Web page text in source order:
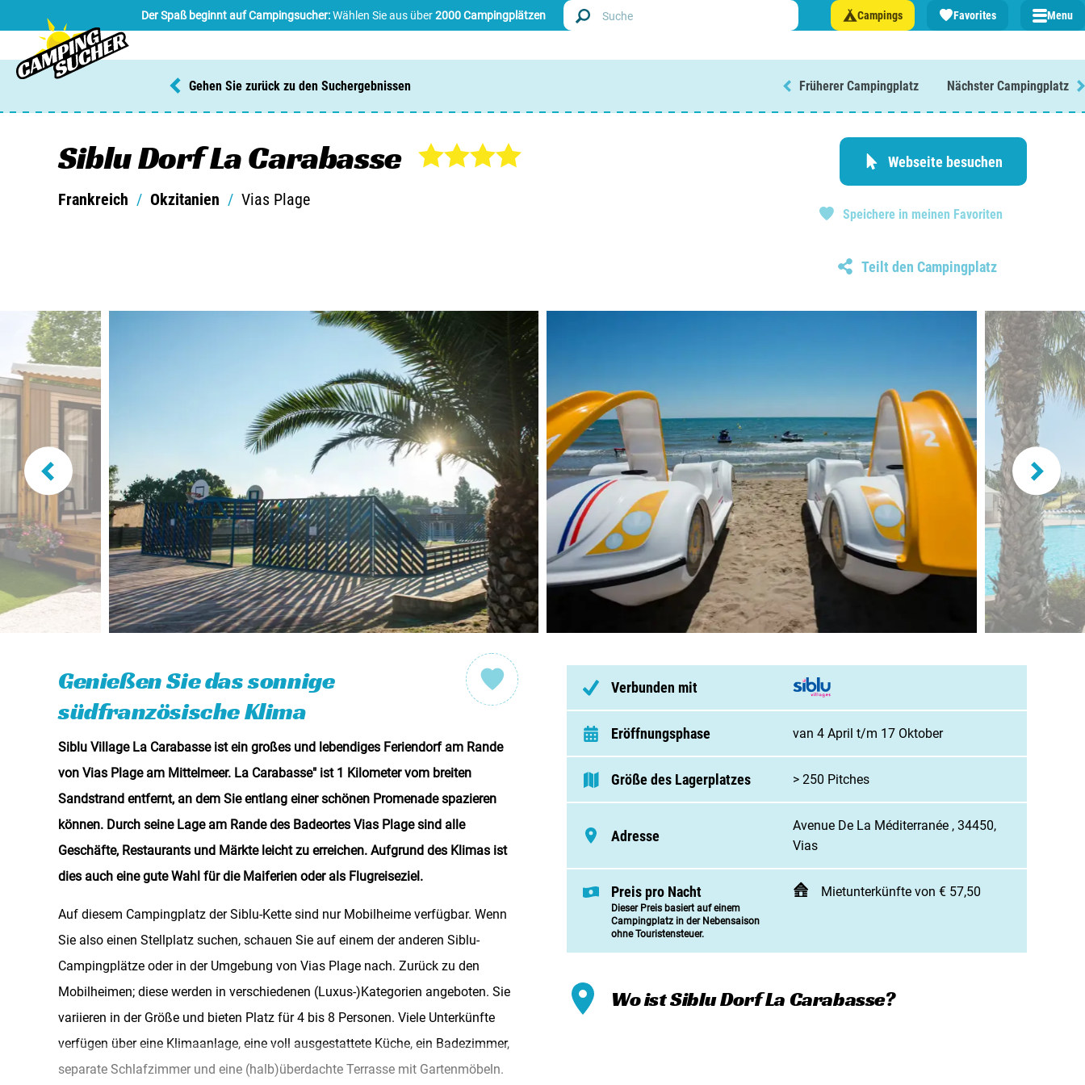
Der Spaß beginnt auf Campingsucher:Wählen Sie aus über2000 Campingplätzen Campings Favorites Menu
Belgien
Luxemburg
Frankreich
Schweiz
Nachrichten / Blog
Über Campingsucher
Häufig gestellte Fragen
Meinen Campingplatz anmelden
Zusammenarbeit / Werbung
Kontakt aufnehmen
Gehen Sie zurück zu den Suchergebnissen Früherer Campingplatz Nächster Campingplatz
Siblu Dorf La Carabasse
Frankreich / Okzitanien / Vias Plage
Webseite besuchen
Speichere in meinen Favoriten
Teilt den Campingplatz
Genießen Sie das sonnige
südfranzösische Klima
Siblu Village La Carabasse ist ein großes und lebendiges Feriendorf am Rande
von Vias Plage am Mittelmeer. La Carabasse" ist 1 Kilometer vom breiten
Sandstrand entfernt, an dem Sie entlang einer schönen Promenade spazieren
können. Durch seine Lage am Rande des Badeortes Vias Plage sind alle
Geschäfte, Restaurants und Märkte leicht zu erreichen. Aufgrund des Klimas ist
dies auch eine gute Wahl für die Maiferien oder als Flugreiseziel.
Auf diesem Campingplatz der Siblu-Kette sind nur Mobilheime verfügbar. Wenn
Sie also einen Stellplatz suchen, schauen Sie auf einem der anderen Siblu-
Campingplätze oder in der Umgebung von Vias Plage nach. Zurück zu den
Mobilheimen; diese werden in verschiedenen (Luxus-)Kategorien angeboten. Sie
variieren in der Größe und bieten Platz für 4 bis 8 Personen. Viele Unterkünfte
verfügen über eine Klimaanlage, eine voll ausgestattete Küche, ein Badezimmer,
separate Schlafzimmer und eine (halb)überdachte Terrasse mit Gartenmöbeln.
Verbunden mit
Eröffnungsphase van 4 April t/m 17 Oktober
Größe des Lagerplatzes > 250 Pitches
Adresse
Avenue De La Méditerranée , 34450,
Vias
Preis pro Nacht
Dieser Preis basiert auf einem
Campingplatz in der Nebensaison
ohne Touristensteuer.
Mietunterkünfte von € 57,50
Wo ist Siblu Dorf La Carabasse?